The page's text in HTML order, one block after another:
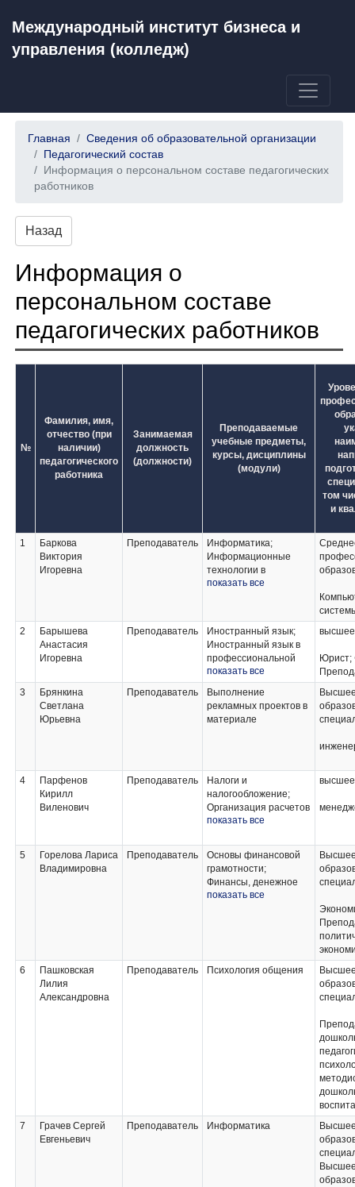
Международный институт бизнеса и
управления (колледж)
Главная
Сведения об образовательной организации
Педагогический состав
Информация о персональном составе педагогических
работников
Назад
Информация о
персональном составе
педагогических работников
№
Фамилия, имя,
отчество (при
наличии)
педагогического
работника
Занимаемая
должность
(должности)
Преподаваемые
учебные предметы,
курсы, дисциплины
(модули)
том
и
1
Баркова
Виктория
Игоревна
Преподаватель
Информатика;
Информационные
технологии в
юридической
коммуникационные
технологии в туризме
и гостеприимстве
показать все
2
Барышева
Анастасия
Игоревна
Преподаватель
Иностранный язык;
Иностранный язык в
профессиональной
деятельности;
Иностранный язык
(второй);
Разработка
творческой концепции
материале;
Учебная практика
показать все
высшее
Юрист;
3
Брянкина
Светлана
Юрьевна
Преподаватель
Выполнение
рекламных проектов в
материале
4
Парфенов
Кирилл
Виленович
Преподаватель
Налоги и
налогообложение;
Организация расчетов
с бюджетом и
фондами;
Организация работы
органов Пенсионного
фонда Российской
показать все
высшее
5
Горелова Лариса
Владимировна
Преподаватель
Основы финансовой
грамотности;
Финансы, денежное
обращение и кредит;
Основы анализа
бухгалтерской (
показать все
6
Пашковская
Лилия
Александровна
Преподаватель Психология общения
7
Грачев Сергей
Евгеньевич
Преподаватель Информатика